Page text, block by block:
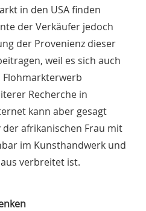
in den USA finden
der Verkäufer jedoch
der Provenienz dieser
weil es sich auch
Flohmarkterwerb
Recherche in
kann aber gesagt
afrikanischen Frau mit
im Kunsthandwerk und
verbreitet ist.